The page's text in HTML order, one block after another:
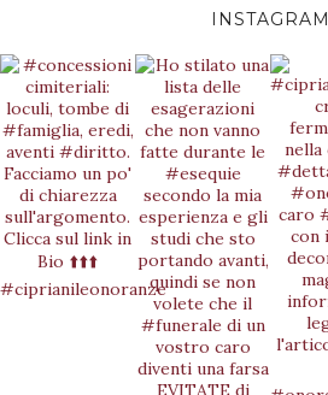
INSTAGRAM